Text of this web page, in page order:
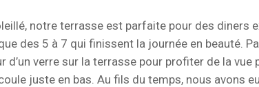
notre terrasse est parfaite pour des diners
des 5 à 7 qui finissent la journée en beauté.
d’un verre sur la terrasse pour profiter de la vue
juste en bas. Au fils du temps, nous avons